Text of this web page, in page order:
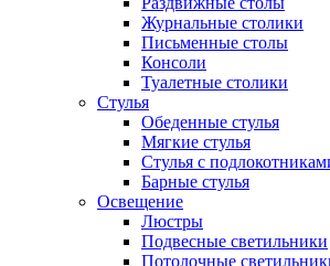
Журнальные столики
Письменные столы
Консоли
Туалетные столики
Стулья
Обеденные стулья
Мягкие стулья
Стулья с
Барные стулья
Освещение
Люстры
Подвесные светильники
Потолочные